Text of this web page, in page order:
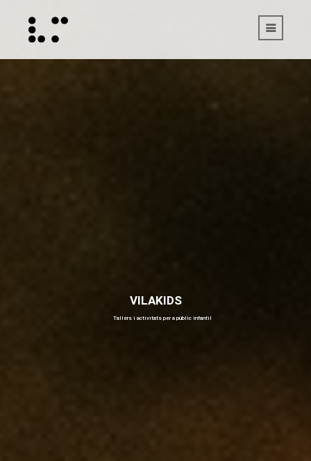
Tal l ers i activitats per a públic infanti l